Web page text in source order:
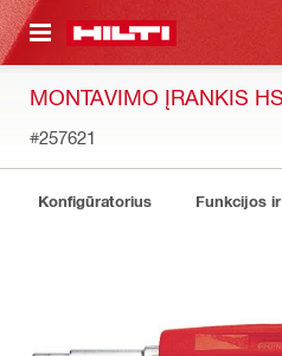
TURINIO
MONTAVIMO ĮRANKIS
#257621
Konfigūratorius Funkcijos